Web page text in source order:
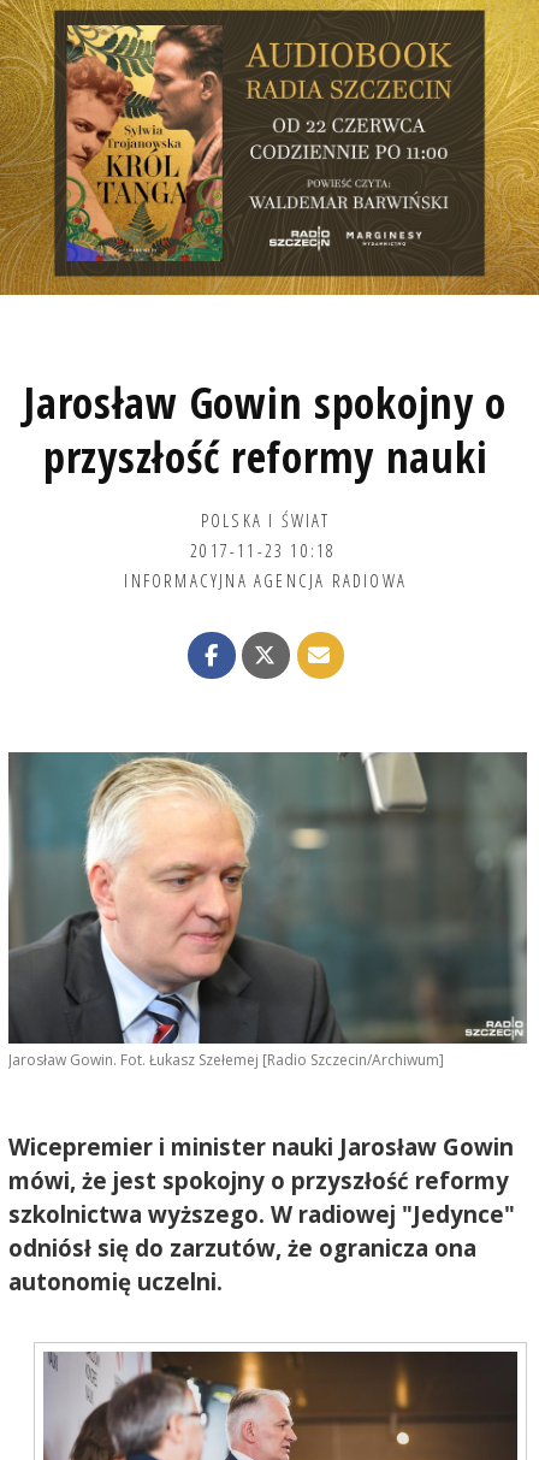
Jarosław Gowin spokojny o
przyszłość reformy nauki
POLSKA I ŚWIAT
2017-11-23 10:18
INFORMACYJNA AGENCJA RADIOWA
Jarosław Gowin. Fot. Łukasz Szełemej [Radio Szczecin/Archiwum]
Wicepremier i minister nauki Jarosław Gowin
mówi, że jest spokojny o przyszłość reformy
szkolnictwa wyższego. W radiowej "Jedynce"
odniósł się do zarzutów, że ogranicza ona
autonomię uczelni.